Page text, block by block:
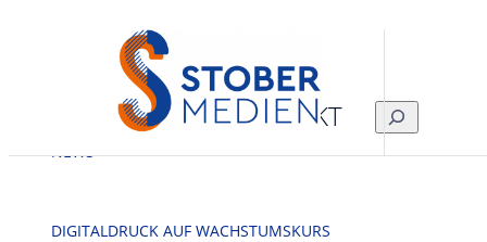
KONTAKT SUCHEN
NEWS
DIGITALDRUCK AUF WACHSTUMSKURS